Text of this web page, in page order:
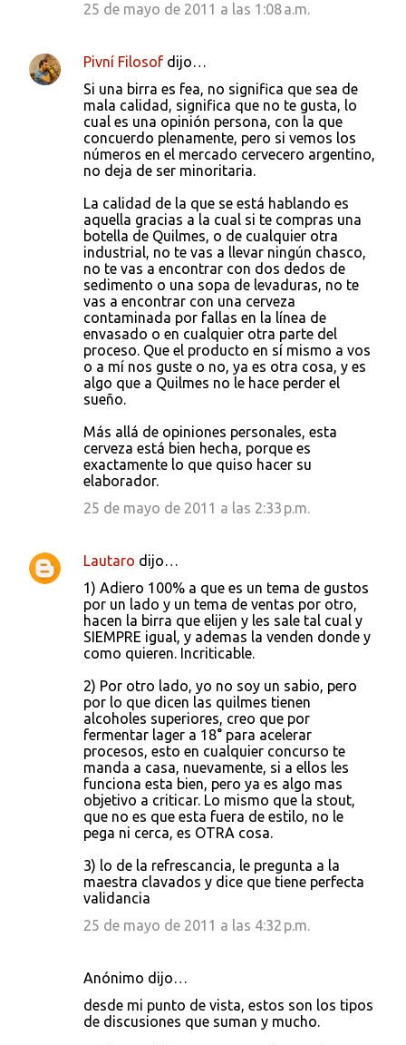
25 de mayo de 2011 a las 1:08 a.m.
Pivní Filosof dijo…
Si una birra es fea, no significa que sea de
mala calidad, significa que no te gusta, lo
cual es una opinión persona, con la que
concuerdo plenamente, pero si vemos los
números en el mercado cervecero argentino,
no deja de ser minoritaria.
La calidad de la que se está hablando es
aquella gracias a la cual si te compras una
botella de Quilmes, o de cualquier otra
industrial, no te vas a llevar ningún chasco,
no te vas a encontrar con dos dedos de
sedimento o una sopa de levaduras, no te
vas a encontrar con una cerveza
contaminada por fallas en la línea de
envasado o en cualquier otra parte del
proceso. Que el producto en sí mismo a vos
o a mí nos guste o no, ya es otra cosa, y es
algo que a Quilmes no le hace perder el
sueño.
Más allá de opiniones personales, esta
cerveza está bien hecha, porque es
exactamente lo que quiso hacer su
elaborador.
25 de mayo de 2011 a las 2:33 p.m.
Lautaro dijo…
1) Adiero 100% a que es un tema de gustos
por un lado y un tema de ventas por otro,
hacen la birra que elijen y les sale tal cual y
SIEMPRE igual, y ademas la venden donde y
como quieren. Incriticable.
2) Por otro lado, yo no soy un sabio, pero
por lo que dicen las quilmes tienen
alcoholes superiores, creo que por
fermentar lager a 18° para acelerar
procesos, esto en cualquier concurso te
manda a casa, nuevamente, si a ellos les
funciona esta bien, pero ya es algo mas
objetivo a criticar. Lo mismo que la stout,
que no es que esta fuera de estilo, no le
pega ni cerca, es OTRA cosa.
3) lo de la refrescancia, le pregunta a la
maestra clavados y dice que tiene perfecta
validancia
25 de mayo de 2011 a las 4:32 p.m.
Anónimo dijo…
desde mi punto de vista, estos son los tipos
de discusiones que suman y mucho.